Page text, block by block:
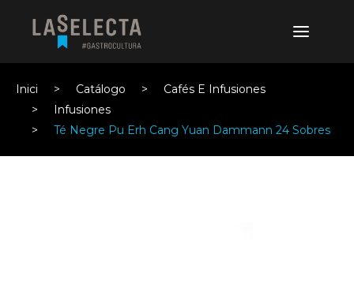
Inici Catálogo
Cafés E Infusiones
Infusiones
Té Negre Pu Erh Cang Yuan Dammann 24 Sobres